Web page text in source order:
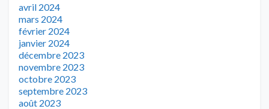
avril 2024
mars 2024
février 2024
janvier 2024
décembre 2023
novembre 2023
octobre 2023
septembre 2023
août 2023